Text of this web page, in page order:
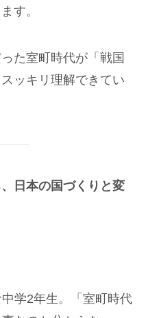
す。
た室町時代が「戦国
ッキリ理解できてい
日本の国づくりと変
学2年生。「室町時代